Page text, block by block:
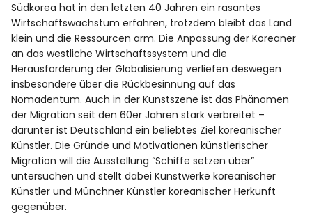
Südkorea hat in den letzten 40 Jahren ein rasantes
Wirtschaftswachstum erfahren, trotzdem bleibt das Land
klein und die Ressourcen arm. Die Anpassung der Koreaner
an das westliche Wirtschaftssystem und die
Herausforderung der Globalisierung verliefen deswegen
insbesondere über die Rückbesinnung auf das
Nomadentum. Auch in der Kunstszene ist das Phänomen
der Migration seit den 60er Jahren stark verbreitet –
darunter ist Deutschland ein beliebtes Ziel koreanischer
Künstler. Die Gründe und Motivationen künstlerischer
Migration will die Ausstellung “Schiffe setzen über”
untersuchen und stellt dabei Kunstwerke koreanischer
Künstler und Münchner Künstler koreanischer Herkunft
gegenüber.